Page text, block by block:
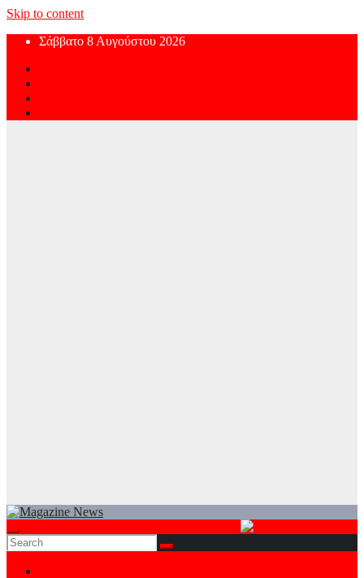
Skip to content
Σάββατο 8 Αυγούστου 2026